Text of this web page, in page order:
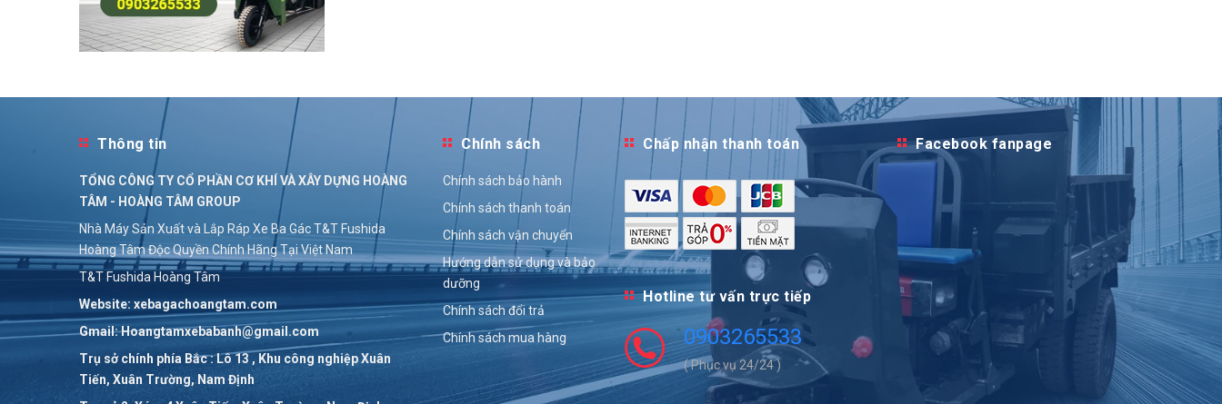
Thông tin
TỔNG CÔNG TY CỔ PHẦN CƠ KHÍ VÀ XÂY DỰNG HOÀNG
TÂM - HOÀNG TÂM GROUP
Nhà Máy Sản Xuất và Lắp Ráp Xe Ba Gác T&T Fushida
Hoàng Tâm Độc Quyền Chính Hãng Tại Việt Nam
T&T Fushida Hoàng Tâm
Website: xebagachoangtam.com
Gmail: Hoangtamxebabanh@gmail.com
Trụ sở chính phía Bắc : Lô 13 , Khu công nghiệp Xuân
Tiến, Xuân Trường, Nam Định
Chính sách
Chính sách bảo hành
Chính sách thanh toán
Chính sách vận chuyển
Hướng dẫn sử dụng và bảo
dưỡng
Chính sách đổi trả
Chính sách mua hàng
Chấp nhận thanh toán
Hotline tư vấn trực tiếp
0903265533
( Phục vụ 24/24 )
Facebook fanpage